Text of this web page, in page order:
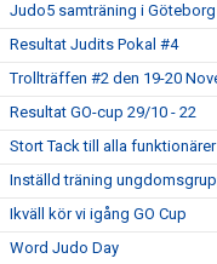
Judo5 samträning i Göteborg
Resultat Judits Pokal #4
Trollträffen #2 den 19-20
Resultat GO-cup 29/10 - 22
Stort Tack till alla
Inställd träning
Ikväll kör vi igång GO Cup
Word Judo Day